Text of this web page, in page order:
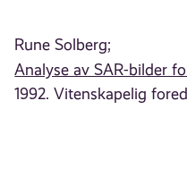
Rune Solberg;
Analyse av SAR-bilder
1992. Vitenskapelig